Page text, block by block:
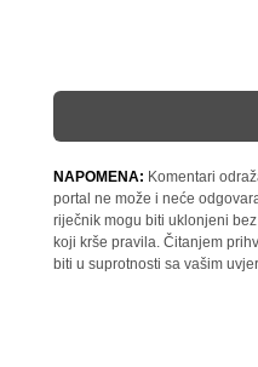
NAPOMENA: Komentari
portal ne može i neće
riječnik mogu biti uklonjeni
koji krše pravila. Čitanjem
biti u suprotnosti sa vašim